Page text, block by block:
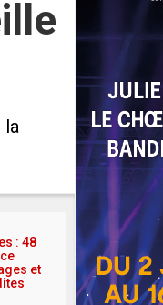
la
MA
: 48
et